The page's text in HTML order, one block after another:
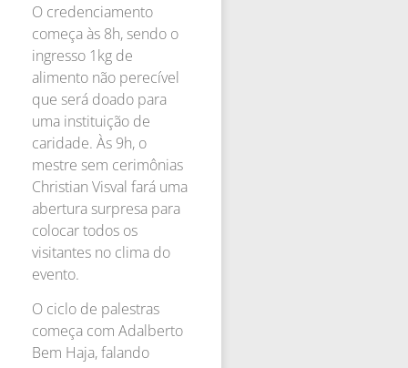
O credenciamento
começa às 8h, sendo o
ingresso 1kg de
alimento não perecível
que será doado para
uma instituição de
caridade. Às 9h, o
mestre sem cerimônias
Christian Visval fará uma
abertura surpresa para
colocar todos os
visitantes no clima do
evento.
O ciclo de palestras
começa com Adalberto
Bem Haja, falando